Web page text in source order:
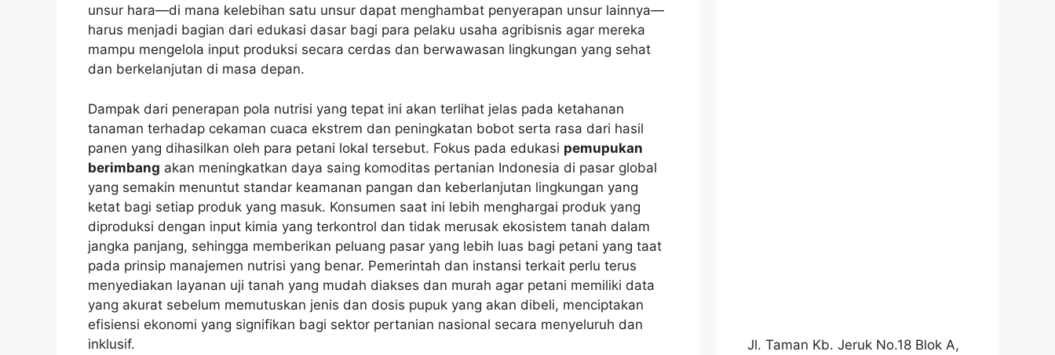
unsur hara—di mana kelebihan satu unsur dapat menghambat penyerapan unsur lainnya—
harus menjadi bagian dari edukasi dasar bagi para pelaku usaha agribisnis agar mereka
mampu mengelola input produksi secara cerdas dan berwawasan lingkungan yang sehat
dan berkelanjutan di masa depan.
Dampak dari penerapan pola nutrisi yang tepat ini akan terlihat jelas pada ketahanan
tanaman terhadap cekaman cuaca ekstrem dan peningkatan bobot serta rasa dari hasil
panen yang dihasilkan oleh para petani lokal tersebut. Fokus pada edukasi pemupukan
berimbang akan meningkatkan daya saing komoditas pertanian Indonesia di pasar global
yang semakin menuntut standar keamanan pangan dan keberlanjutan lingkungan yang
ketat bagi setiap produk yang masuk. Konsumen saat ini lebih menghargai produk yang
diproduksi dengan input kimia yang terkontrol dan tidak merusak ekosistem tanah dalam
jangka panjang, sehingga memberikan peluang pasar yang lebih luas bagi petani yang taat
pada prinsip manajemen nutrisi yang benar. Pemerintah dan instansi terkait perlu terus
menyediakan layanan uji tanah yang mudah diakses dan murah agar petani memiliki data
yang akurat sebelum memutuskan jenis dan dosis pupuk yang akan dibeli, menciptakan
efisiensi ekonomi yang signifikan bagi sektor pertanian nasional secara menyeluruh dan
inklusif.
Jl. Taman Kb. Jeruk No.18 Blok A,